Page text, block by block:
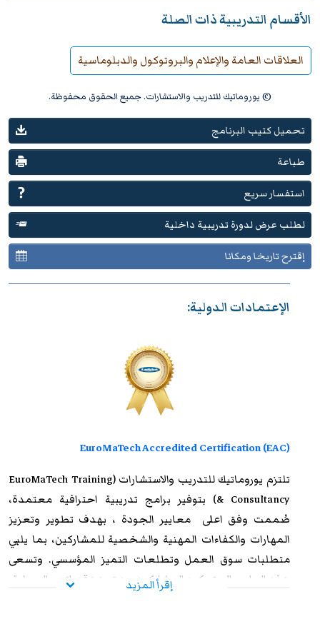
الأقسام التدريبية ذات الصلة
العلاقات العامة والإعلام والبروتوكول والدبلوماسية
© يوروماتيك للتدريب والاستشارات. جميع الحقوق محفوظة.
تحميل كتيب البرنامج
طباعة
استفسار سريع
لطلب عرض لدورة تدريبية داخلية
إقترح تاريخا ومكانا
الإعتمادات الدولية:
EuroMaTech Accredited Certification (EAC)
تلتزم يوروماتيك للتدريب
والاستشارات (EuroMaTech Training
& Consultancy) بتوفير برامج تدريبية احترافية معتمدة،
صُممت وفق اعلى معايير الجودة ، بهدف تطوير وتعزيز
المهارات والكفاءات المهنية والشخصية للمشاركين، بما يلبي
متطلبات سوق العمل وتطلعات التميز المؤسسي. وتسعى
هذه البرامج إلى تمكين المشاركين من تعزيز قدراتهم العملية،
إقرأ المزيد